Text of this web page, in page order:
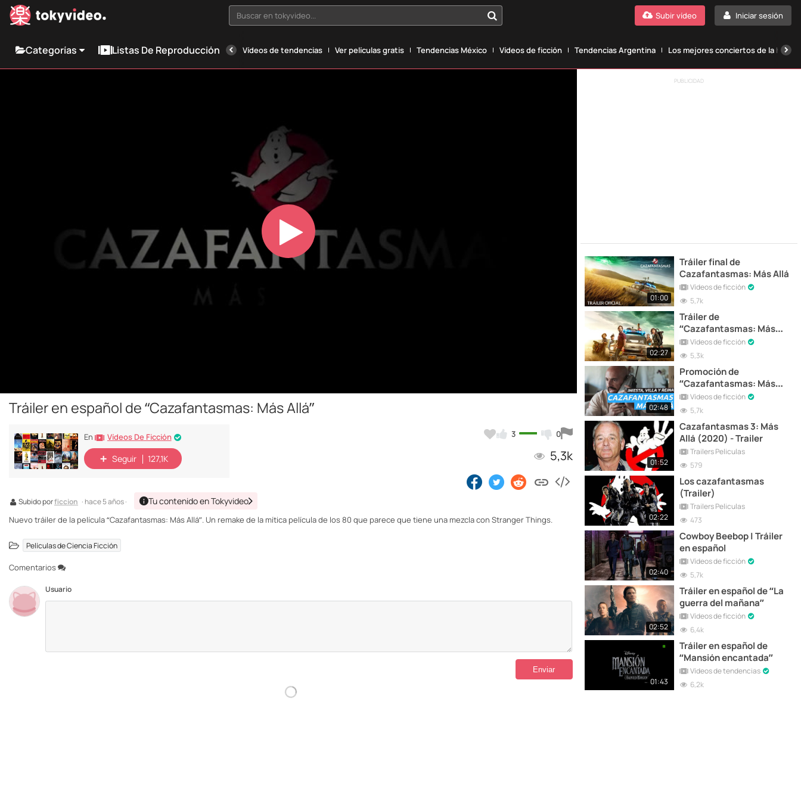
Buscar en tokyvideo... Iniciar sesión
Subir vídeo
Categorías Listas De Reproducción Vídeos de tendencias Ver películas gratis Tendencias México Vídeos de ficción Tendencias Argentina Los mejores conciertos de la
Play
Tráiler en español de “Cazafantasmas: Más Allá”
3 0
5,3k
En Vídeos De Ficción
Seguir 127,1K
Subido porficcion · hace 5 años · Tu contenido en Tokyvideo
Nuevo tráiler de la película “Cazafantasmas: Más Allá”. Un remake de la mítica película de los 80 que parece que tiene una mezcla con Stranger Things.
Películas de Ciencia Ficción
Comentarios
Usuario
PUBLICIDAD
01:00
Tráiler final de
Cazafantasmas: Más Allá
Vídeos de ficción
5,7k
02:27
Tráiler de
“Cazafantasmas: Más
Allá”, que se estrena hoy
Vídeos de ficción
5,3k
02:48
Promoción de
“Cazafantasmas: Más
Allá” con Iniesta, Villa y
Reina
Vídeos de ficción
5,7k
01:52
Cazafantasmas 3: Más
Allá (2020) - Trailer
Trailers Peliculas
579
02:22
Los cazafantasmas
(Trailer)
Trailers Peliculas
473
02:40
Cowboy Beebop | Tráiler
en español
Vídeos de ficción
5,7k
02:52
Tráiler en español de “La
guerra del mañana”
Vídeos de ficción
6,4k
01:43
Tráiler en español de
“Mansión encantada”
Vídeos de tendencias
6,2k